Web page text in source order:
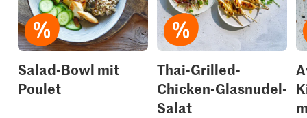
your
collections.
Salad-Bowl mit
Poulet
your
Thai-Grilled-
Chicken-Glasnudel-
Salat